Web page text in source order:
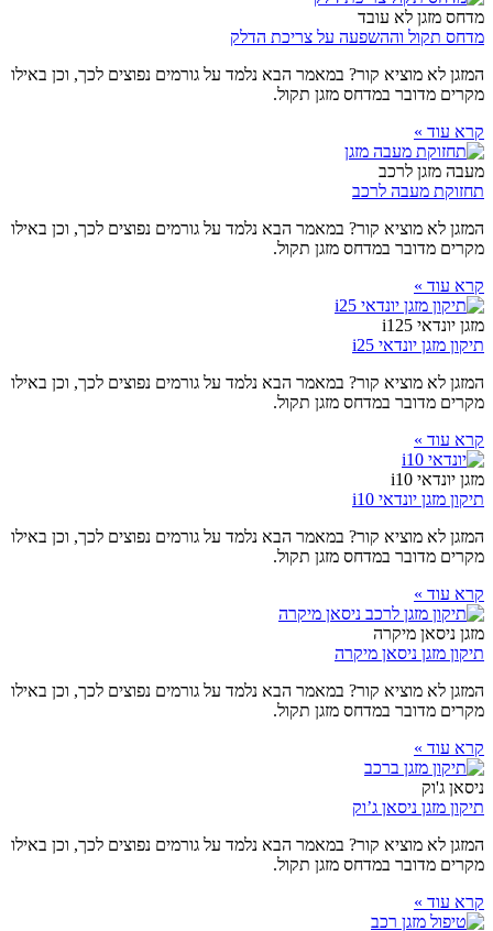
מדחס מזגן לא עובד
מדחס תקול וההשפעה על צריכת הדלק
המזגן לא מוציא קור? במאמר הבא נלמד על גורמים נפוצים לכך, וכן באילו
מקרים מדובר במדחס מזגן תקול.
קרא עוד »
מעבה מזגן לרכב
תחזוקת מעבה לרכב
המזגן לא מוציא קור? במאמר הבא נלמד על גורמים נפוצים לכך, וכן באילו
מקרים מדובר במדחס מזגן תקול.
קרא עוד »
מזגן יונדאי i125
תיקון מזגן יונדאי i25
המזגן לא מוציא קור? במאמר הבא נלמד על גורמים נפוצים לכך, וכן באילו
מקרים מדובר במדחס מזגן תקול.
קרא עוד »
מזגן יונדאי i10
תיקון מזגן יונדאי i10
המזגן לא מוציא קור? במאמר הבא נלמד על גורמים נפוצים לכך, וכן באילו
מקרים מדובר במדחס מזגן תקול.
קרא עוד »
מזגן ניסאן מיקרה
תיקון מזגן ניסאן מיקרה
המזגן לא מוציא קור? במאמר הבא נלמד על גורמים נפוצים לכך, וכן באילו
מקרים מדובר במדחס מזגן תקול.
קרא עוד »
ניסאן ג'וק
תיקון מזגן ניסאן ג’וק
המזגן לא מוציא קור? במאמר הבא נלמד על גורמים נפוצים לכך, וכן באילו
מקרים מדובר במדחס מזגן תקול.
קרא עוד »